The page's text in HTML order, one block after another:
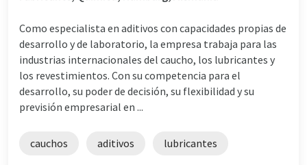
Como especialista en aditivos con capacidades propias de
desarrollo y de laboratorio, la empresa trabaja para las
industrias internacionales del caucho, los lubricantes y
los revestimientos. Con su competencia para el
desarrollo, su poder de decisión, su flexibilidad y su
previsión empresarial en ...
cauchos aditivos lubricantes